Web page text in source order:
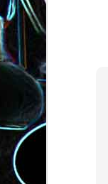
céleri